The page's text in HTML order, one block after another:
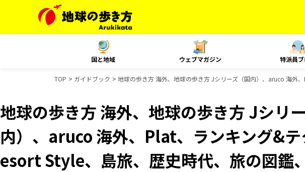
国と地域 ウェブマガジン 特派員
TOP ガイドブック 地球の歩き方 海外、地球の歩き方 Jシリーズ（国内）、aruco 海外
地球の歩き方 海外、地球の歩き方 Jシリ
内）、aruco 海外、Plat、ランキング&テ
esort Style、島旅、歴史時代、旅の図鑑